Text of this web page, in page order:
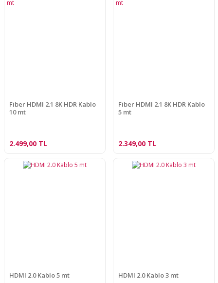
Fiber HDMI 2.1 8K HDR Kablo
10 mt
2.499,00 TL
Fiber HDMI 2.1 8K HDR Kablo
5 mt
2.349,00 TL
HDMI 2.0 Kablo 5 mt HDMI 2.0 Kablo 3 mt